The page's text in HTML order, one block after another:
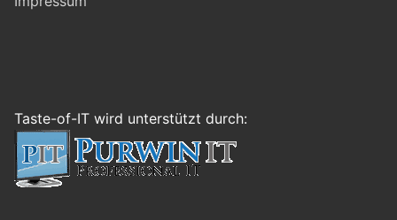
Taste-of-IT wird unterstützt durch: